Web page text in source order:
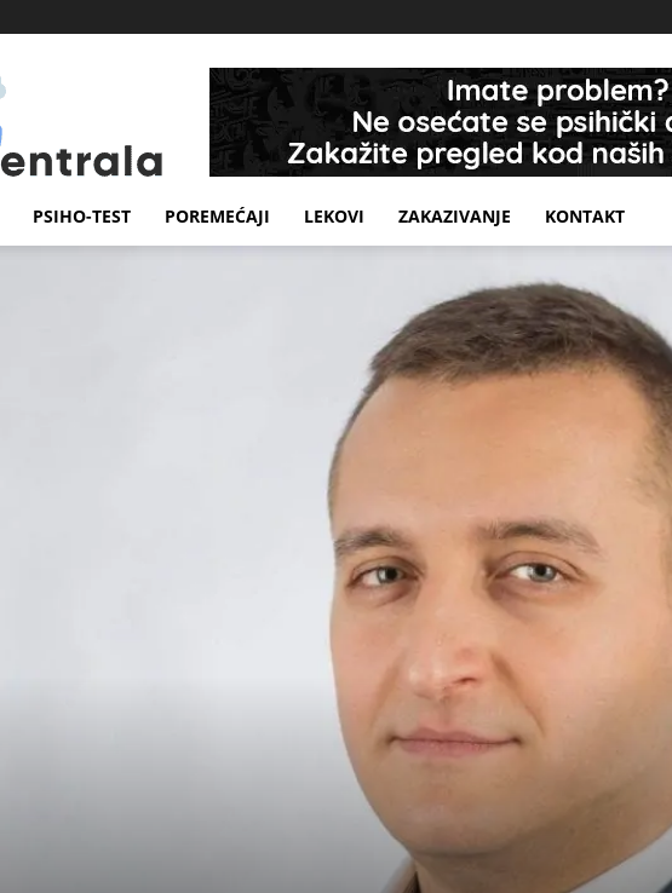
Psihocentrala
PSIHO-TEST POREMEĆAJI LEKOVI ZAKAZIVANJE KONTAKT